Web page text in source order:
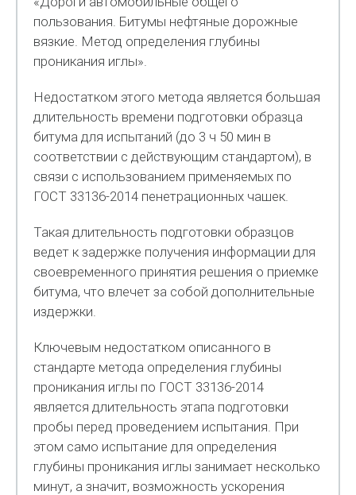
пользования. Битумы нефтяные дорожные
вязкие. Метод определения глубины
проникания иглы».
Недостатком этого метода является большая
длительность времени подготовки образца
битума для испытаний (до 3 ч 50 мин в
соответствии с действующим стандартом), в
связи с использованием применяемых по
ГОСТ 33136-2014 пенетрационных чашек.
Такая длительность подготовки образцов
ведет к задержке получения информации для
своевременного принятия решения о приемке
битума, что влечет за собой дополнительные
издержки.
Ключевым недостатком описанного в
стандарте метода определения глубины
проникания иглы по ГОСТ 33136-2014
является длительность этапа подготовки
пробы перед проведением испытания. При
этом само испытание для определения
глубины проникания иглы занимает несколько
минут, а значит, возможность ускорения